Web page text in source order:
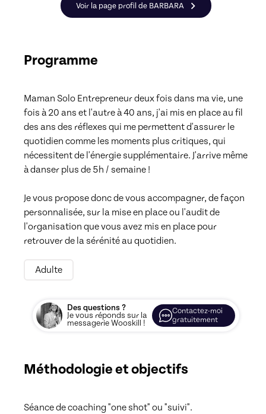
Voir la page profil de BARBARA
Programme
Maman Solo Entrepreneur deux fois dans ma vie, une
fois à 20 ans et l'autre à 40 ans, j'ai mis en place au fil
des ans des réflexes qui me permettent d'assurer le
quotidien comme les moments plus critiques, qui
nécessitent de l'énergie supplémentaire. J'arrive même
à danser plus de 5h / semaine !
Je vous propose donc de vous accompagner, de façon
personnalisée, sur la mise en place ou l'audit de
l'organisation que vous avez mis en place pour
retrouver de la sérénité au quotidien.
Adulte
Des questions ?
Je vous réponds sur la
messagerie Wooskill !
Contactez-moi
gratuitement
Méthodologie et objectifs
Séance de coaching "one shot" ou "suivi".